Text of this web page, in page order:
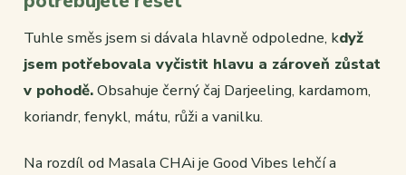
Tuhle směs jsem si dávala hlavně odpoledne, když
jsem potřebovala vyčistit hlavu a zároveň zůstat
v pohodě.Obsahuje černý čaj Darjeeling, kardamom,
koriandr, fenykl, mátu, růži a vanilku.
Na rozdíl od Masala CHAi je Good Vibes lehčí a